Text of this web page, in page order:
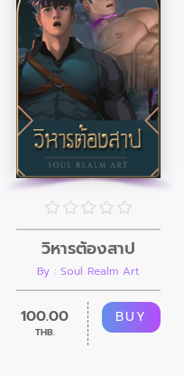
วิหารต้องสาป
By : Soul Realm Art
100.00
THB.
BUY